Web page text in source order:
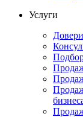
Услуги